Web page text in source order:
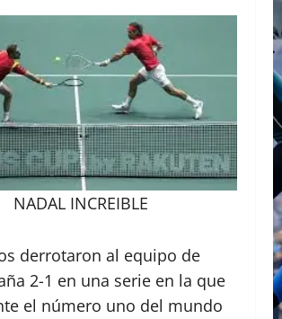
NADAL INCREIBLE
derrotaron al equipo de
2-1 en una serie en la que
el número uno del mundo